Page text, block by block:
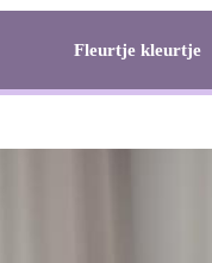
Fleurtje kleurtje